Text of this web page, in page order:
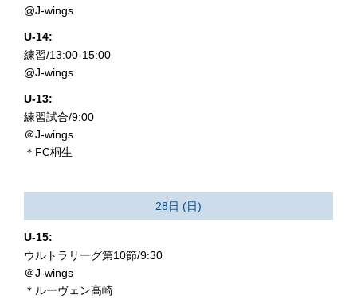
@J-wings
U-14:
練習/13:00-15:00
@J-wings
U-13:
練習試合/9:00
＠J-wings
＊FC桐生
28日 (日)
U-15:
ウルトラリーグ第10節/9:30
＠J-wings
＊ルーヴェン高崎